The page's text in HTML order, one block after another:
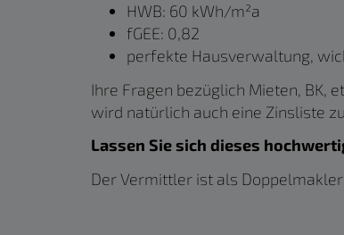
HWB: 60 kWh/m²a
fGEE: 0,82
perfekte Hausverwaltung,
Ihre Fragen bezüglich Mieten, BK,
wird natürlich auch eine Zinsliste
Lassen Sie sich dieses
Der Vermittler ist als